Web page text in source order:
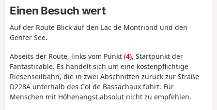
Einen Besuch wert
Auf der Route Blick auf den Lac de Montriond und den
Genfer See.
Abseits der Route, links vom Punkt (4), Startpunkt der
Fantasticable. Es handelt sich um eine kostenpflichtige
Riesenseilbahn, die in zwei Abschnitten zurück zur Straße
D228A unterhalb des Col de Bassachaux führt. Für
Menschen mit Höhenangst absolut nicht zu empfehlen.